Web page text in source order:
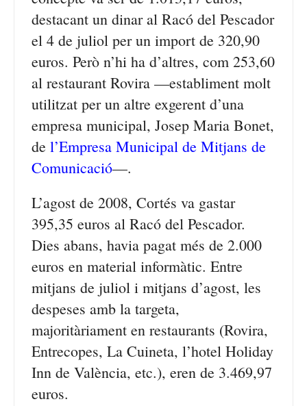
destacant un dinar al Racó del Pescador
el 4 de juliol per un import de 320,90
euros. Però n’hi ha d’altres, com 253,60
al restaurant Rovira —establiment molt
utilitzat per un altre exgerent d’una
empresa municipal, Josep Maria Bonet,
de l’Empresa Municipal de Mitjans de
Comunicació—.
L’agost de 2008, Cortés va gastar
395,35 euros al Racó del Pescador.
Dies abans, havia pagat més de 2.000
euros en material informàtic. Entre
mitjans de juliol i mitjans d’agost, les
despeses amb la targeta,
majoritàriament en restaurants (Rovira,
Entrecopes, La Cuineta, l’hotel Holiday
Inn de València, etc.), eren de 3.469,97
euros.